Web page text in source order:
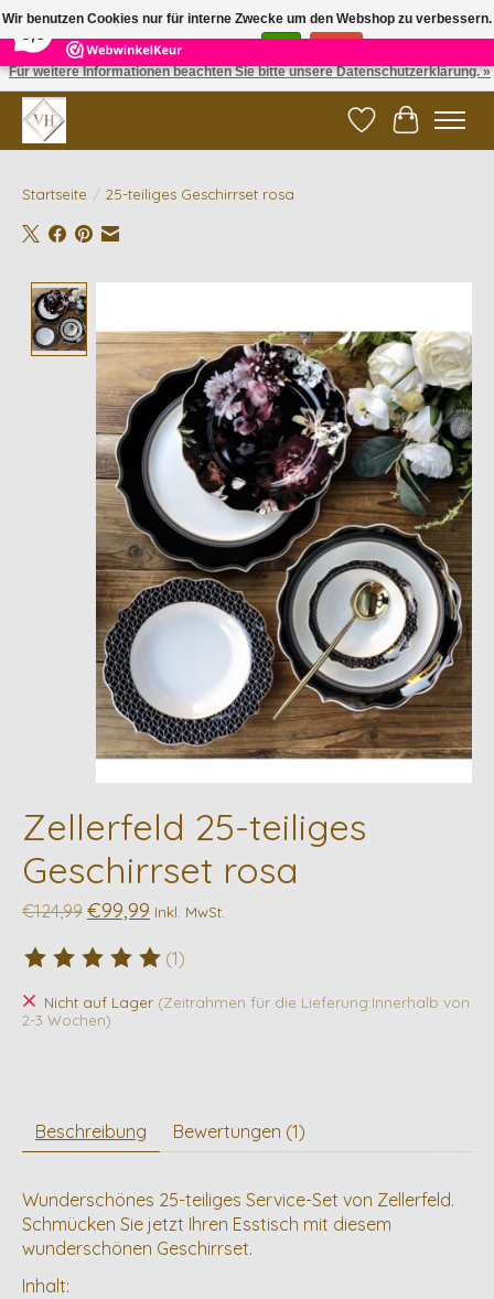
5 Reviews ×
✓ Gratis verzending vanaf €200 | ✓ 14 dagen retourneren
Wunschzettel
Ihr
Startseite / 25-teiliges Geschirrset rosa
Zellerfeld 25-teiliges
Geschirrset rosa
€124,99 €99,99 Inkl. MwSt.
Die Bewertung dieses Produkts ist
(1)
Nicht auf Lager (Zeitrahmen für die Lieferung:Innerhalb von
2-3 Wochen)
Beschreibung Bewertungen (1)
Wunderschönes 25-teiliges Service-Set von Zellerfeld.
Schmücken Sie jetzt Ihren Esstisch mit diesem
wunderschönen Geschirrset.
Inhalt:
Wir benutzen Cookies nur für interne Zwecke um den Webshop zu verbessern.
Ist das in Ordnung?
Für weitere Informationen beachten Sie bitte unsere Datenschutzerklärung. »